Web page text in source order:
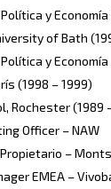
y
of Bath
y
(1998 – 1999)
Rochester (1989
Officer – NAW
–
EMEA –